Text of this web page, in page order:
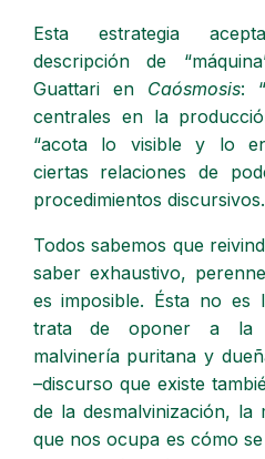
Esta estrategia
descripción de
Guattari en Caósmosis:
centrales en la
“acota lo visible y lo
ciertas relaciones de
procedimientos
Todos sabemos que
saber exhaustivo,
es imposible. Ésta no es
trata de oponer a la
malvinería puritana y
–discurso que existe
de la desmalvinización, la
que nos ocupa es cómo